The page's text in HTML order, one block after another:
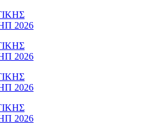
2026
2026
2026
2026